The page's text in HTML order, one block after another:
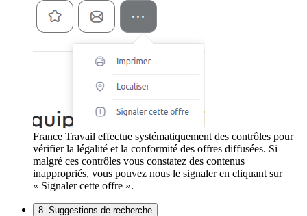
France Travail effectue systématiquement des contrôles pour
vérifier la légalité et la conformité des offres diffusées. Si
malgré ces contrôles vous constatez des contenus
inappropriés, vous pouvez nous le signaler en cliquant sur
« Signaler cette offre ».
8. Suggestions de recherche